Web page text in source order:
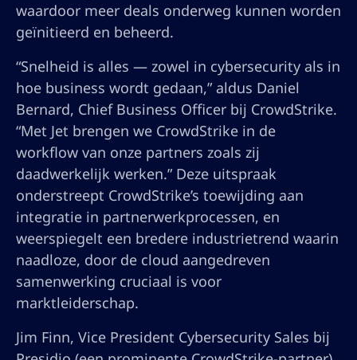
waardoor meer deals onderweg kunnen worden
geïnitieerd en beheerd.
“Snelheid is alles — zowel in cybersecurity als in
hoe business wordt gedaan,” aldus Daniel
Bernard, Chief Business Officer bij CrowdStrike.
“Met Jet brengen we CrowdStrike in de
workflow van onze partners zoals zij
daadwerkelijk werken.” Deze uitspraak
onderstreept CrowdStrike’s toewijding aan
integratie in partnerwerkprocessen, en
weerspiegelt een bredere industrietrend waarin
naadloze, door de cloud aangedreven
samenwerking cruciaal is voor
marktleiderschap.
Jim Finn, Vice President Cybersecurity Sales bij